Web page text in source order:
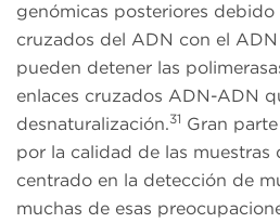
genómicas posteriores debido
cruzados del ADN con el
pueden detener las
enlaces cruzados ADN-ADN
desnaturalización.31 Gran
por la calidad de las muestras
centrado en la detección de
muchas de esas